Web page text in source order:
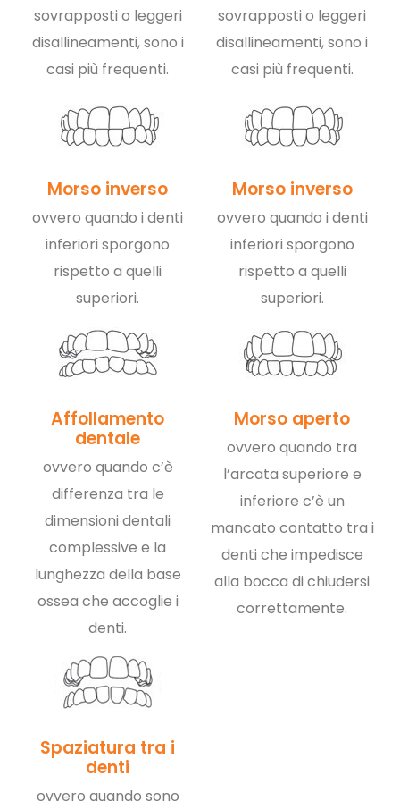
sovrapposti o leggeri
disallineamenti, sono i
casi più frequenti.
sovrapposti o leggeri
disallineamenti, sono i
casi più frequenti.
Morso inverso
ovvero quando i denti
inferiori sporgono
rispetto a quelli
superiori.
Morso inverso
ovvero quando i denti
inferiori sporgono
rispetto a quelli
superiori.
Affollamento
dentale
ovvero quando c’è
differenza tra le
dimensioni dentali
complessive e la
lunghezza della base
ossea che accoglie i
denti.
Morso aperto
ovvero quando tra
l’arcata superiore e
inferiore c’è un
mancato contatto tra i
denti che impedisce
alla bocca di chiudersi
correttamente.
Spaziatura tra i
denti
ovvero quando sono